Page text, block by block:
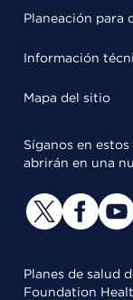
Planeación para
Información
Mapa del sitio
Síganos en
abrirán en una
Planes de salud
Foundation